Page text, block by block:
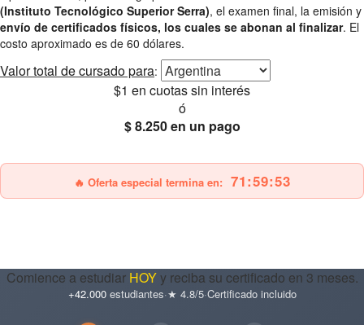
(Instituto Tecnológico Superior Serra), el examen final, la emisión y
envío de certificados físicos, los cuales se abonan al finalizar. El
costo aproximado es de 60 dólares.
Valor total de cursado para:
$1 en cuotas sin interés
ó
$ 8.250en un pago
🔥 Oferta especial termina en: 71:59:51
Comience a estudiar HOYy reciba su certificado en 3 meses.
+42.000estudiantes·★ 4.8/5·Certificado incluido